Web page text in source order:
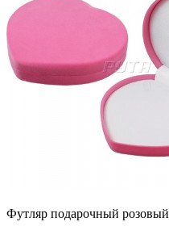
Футляр подарочный розовый